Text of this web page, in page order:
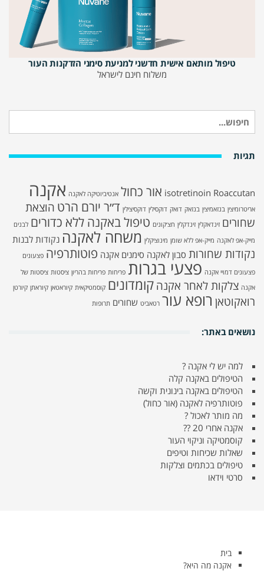
טיפול מותאם אישית חדשני למניעת סימני הזדקנות העור
משלוח חינם לישראל
עבור:
תגיות
isotretinoin Roaccutan אור כחול אנטיביוטיקה לאקנה אקנה
אריטרומיצין בנזאמיצין בנזאק דואק דוקסילין דוקסיצילין ד״ר יורם הרט הוצאת
שחורים זינדאקלין זינדקלין חצ׳קונים טיפול באקנה ללא כדורים לבנים
מייק-אפ לאקנה מייק-אפ ללא שומן מינוציקלין משחה לאקנה נקודות לבנות
נקודות שחורות סבון לאקנה סימנים אקנה פוטותרפיה פצעונים
פצעונים דמויי אקנה פצעי בגרות פריחות פריחות בהריון ציסטות ציסטות של
אקנה צלקות לאחר אקנה קומדונים קוסמטיקאית קיוראטאן קיוראתן קיורטן
רואקוטאן רופא עור רטאביט שחורים תרופות
נושאים באתר:
למה יש לי אקנה ?
הטיפולים באקנה קלה
הטיפולים באקנה בינונית וקשה
פוטותרפיה לאקנה (אור כחול)
מה מותר לאכול ?
אקנה אחרי 20 ??
קוסמטיקה וניקוי העור
שאלות שכיחות וטיפים
טיפולים בכתמים וצלקות
סרטי וידאו
בית
אקנה מה היא?